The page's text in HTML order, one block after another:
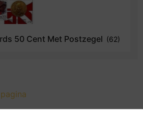
50 Cent Met Postzegel (62)